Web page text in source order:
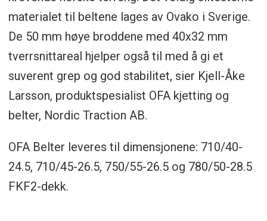
materialet til beltene lages av Ovako i Sverige.
De 50 mm høye broddene med 40x32 mm
tverrsnittareal hjelper også til med å gi et
suverent grep og god stabilitet, sier Kjell-Åke
Larsson, produktspesialist OFA kjetting og
belter, Nordic Traction AB.
OFA Belter leveres til dimensjonene: 710/40-
24.5, 710/45-26.5, 750/55-26.5 og 780/50-28.5
FKF2-dekk.